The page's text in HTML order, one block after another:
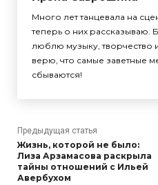
Много лет танцевала на
теперь о них рассказываю.
люблю музыку, творчество
верю, что самые заветные
сбываются!
Предыдущая статья
Жизнь, которой не было:
Лиза Арзамасова раскрыла
тайны отношений с Ильей
Авербухом